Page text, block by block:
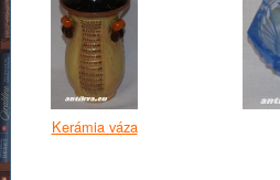
Kerámia váza